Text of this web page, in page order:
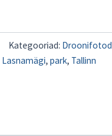
Kategooriad: Droonifotod
Lasnamägi, park, Tallinn